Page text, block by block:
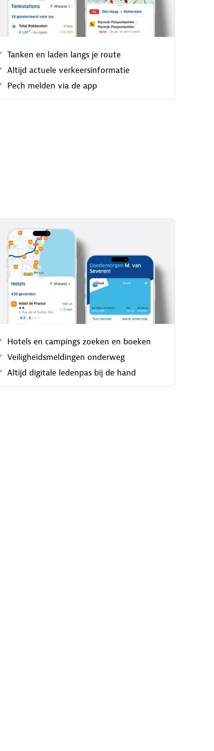
Tanken en laden langs je route
Altijd actuele verkeersinformatie
Pech melden via de app
Hotels en campings zoeken en boeken
Veiligheidsmeldingen onderweg
Altijd digitale ledenpas bij de hand